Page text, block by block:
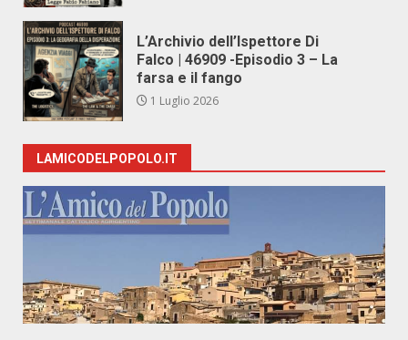
L’Archivio dell’Ispettore Di
Falco | 46909 -Episodio 3 – La
farsa e il fango
1 Luglio 2026
LAMICODELPOPOLO.IT